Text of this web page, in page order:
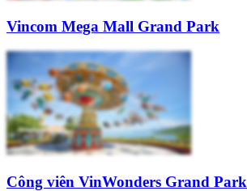
Vincom Mega Mall Grand Park
Công viên VinWonders Grand Park